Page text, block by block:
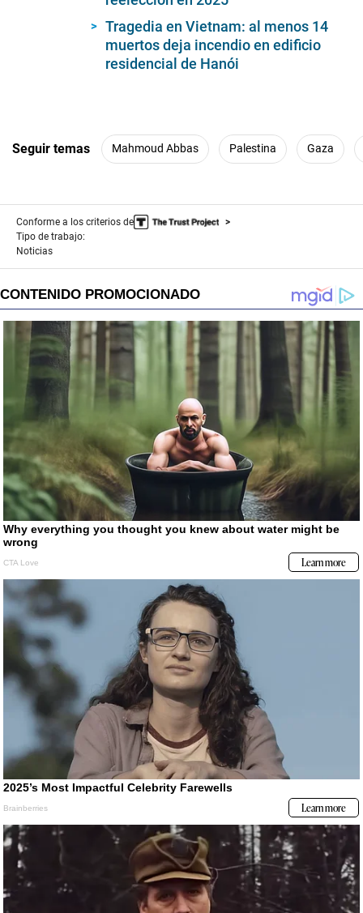
Tragedia en Vietnam: al menos 14
muertos deja incendio en edificio
residencial de Hanói
Seguir temas Mahmoud Abbas Palestina Gaza
Conforme a los criterios de
Tipo de trabajo:
Noticias